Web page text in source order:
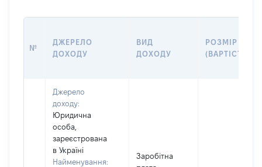
№
ДЖЕРЕЛО
ДОХОДУ
ВИД
ДОХОДУ
РОЗМІР
(ВАРТІСТЬ)
Джерело
доходу:
Юридична
особа,
зареєстрована
в Україні
Найменування:
Заробітна